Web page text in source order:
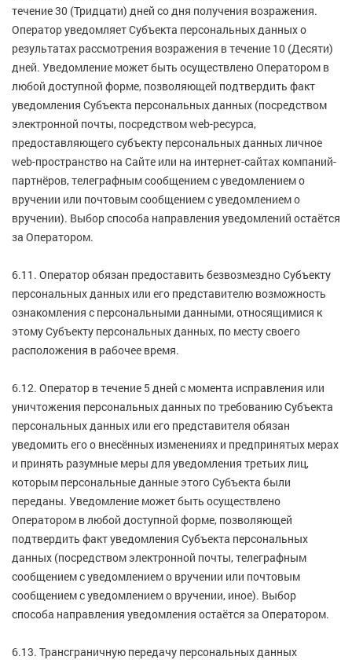
течение 30 (Тридцати) дней со дня получения возражения.
Оператор уведомляет Субъекта персональных данных о
результатах рассмотрения возражения в течение 10 (Десяти)
дней. Уведомление может быть осуществлено Оператором в
любой доступной форме, позволяющей подтвердить факт
уведомления Субъекта персональных данных (посредством
электронной почты, посредством web-ресурса,
предоставляющего субъекту персональных данных личное
web-пространство на Сайте или на интернет-сайтах компаний-
партнёров, телеграфным сообщением с уведомлением о
вручении или почтовым сообщением с уведомлением о
вручении). Выбор способа направления уведомлений остаётся
за Оператором.
6.11. Оператор обязан предоставить безвозмездно Субъекту
персональных данных или его представителю возможность
ознакомления с персональными данными, относящимися к
этому Субъекту персональных данных, по месту своего
расположения в рабочее время.
6.12. Оператор в течение 5 дней с момента исправления или
уничтожения персональных данных по требованию Субъекта
персональных данных или его представителя обязан
уведомить его о внесённых изменениях и предпринятых мерах
и принять разумные меры для уведомления третьих лиц,
которым персональные данные этого Субъекта были
переданы. Уведомление может быть осуществлено
Оператором в любой доступной форме, позволяющей
подтвердить факт уведомления Субъекта персональных
данных (посредством электронной почты, телеграфным
сообщением с уведомлением о вручении или почтовым
сообщением с уведомлением о вручении, иное). Выбор
способа направления уведомления остаётся за Оператором.
6.13. Трансграничную передачу персональных данных